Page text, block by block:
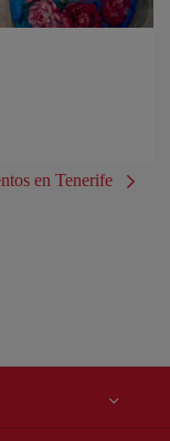
en Tenerife